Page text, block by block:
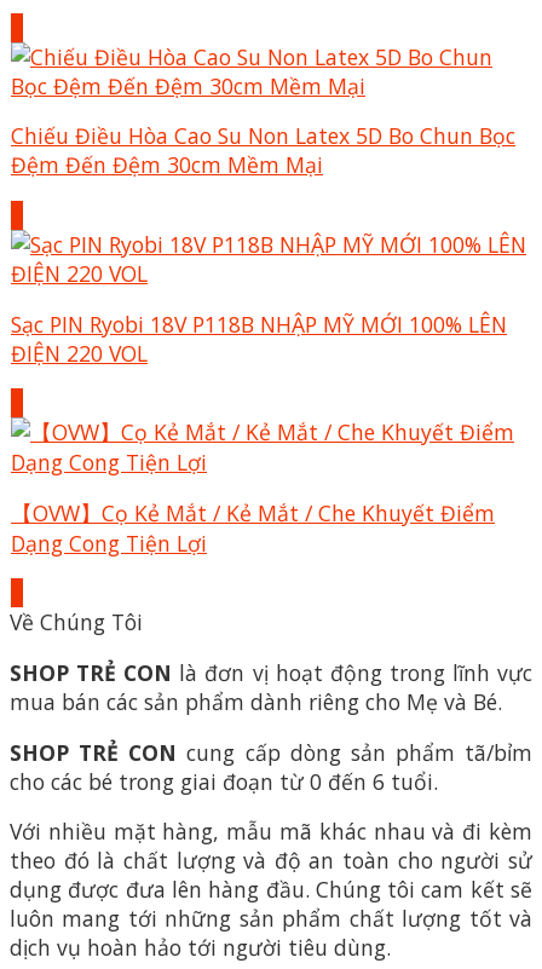
Chiếu Điều Hòa Cao Su Non Latex 5D Bo Chun Bọc
Đệm Đến Đệm 30cm Mềm Mại
Sạc PIN Ryobi 18V P118B NHẬP MỸ MỚI 100% LÊN
ĐIỆN 220 VOL
【OVW】Cọ Kẻ Mắt / Kẻ Mắt / Che Khuyết Điểm
Dạng Cong Tiện Lợi
Về Chúng Tôi
SHOP TRẺ CON là đơn vị hoạt động trong lĩnh vực
mua bán các sản phẩm dành riêng cho Mẹ và Bé.
SHOP TRẺ CON cung cấp dòng sản phẩm tã/bỉm
cho các bé trong giai đoạn từ 0 đến 6 tuổi.
Với nhiều mặt hàng, mẫu mã khác nhau và đi kèm
theo đó là chất lượng và độ an toàn cho người sử
dụng được đưa lên hàng đầu. Chúng tôi cam kết sẽ
luôn mang tới những sản phẩm chất lượng tốt và
dịch vụ hoàn hảo tới người tiêu dùng.